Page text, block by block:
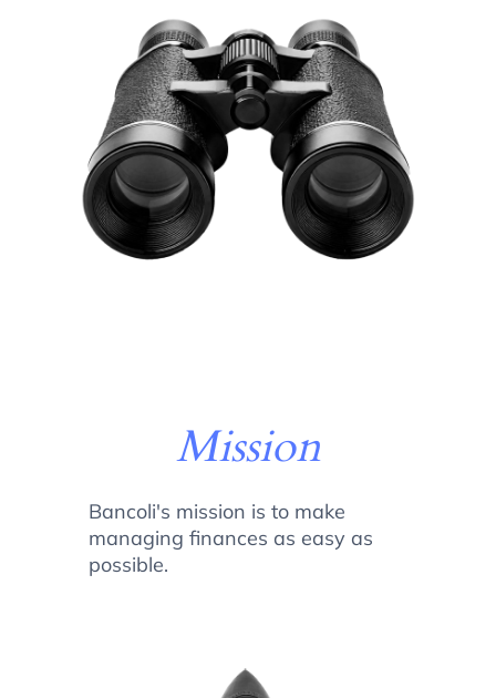
Mission
Bancoli's mission is to make
managing finances as easy as
possible.